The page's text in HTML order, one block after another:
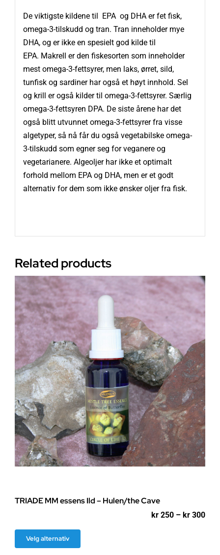
De viktigste kildene til EPA og DHA er fet fisk,
omega-3-tilskudd og tran. Tran inneholder mye
DHA, og er ikke en spesielt god kilde til
EPA. Makrell er den fiskesorten som inneholder
mest omega-3-fettsyrer, men laks, ørret, sild,
tunfisk og sardiner har også et høyt innhold. Sel
og krill er også kilder til omega-3-fettsyrer. Særlig
omega-3-fettsyren DPA. De siste årene har det
også blitt utvunnet omega-3-fettsyrer fra visse
algetyper, så nå får du også vegetabilske omega-
3-tilskudd som egner seg for veganere og
vegetarianere. Algeoljer har ikke et optimalt
forhold mellom EPA og DHA, men er et godt
alternativ for dem som ikke ønsker oljer fra fisk.
Related products
TRIADE MM essens Ild – Hulen/the Cave
kr 250 – kr 300
Velg alternativ
produktet